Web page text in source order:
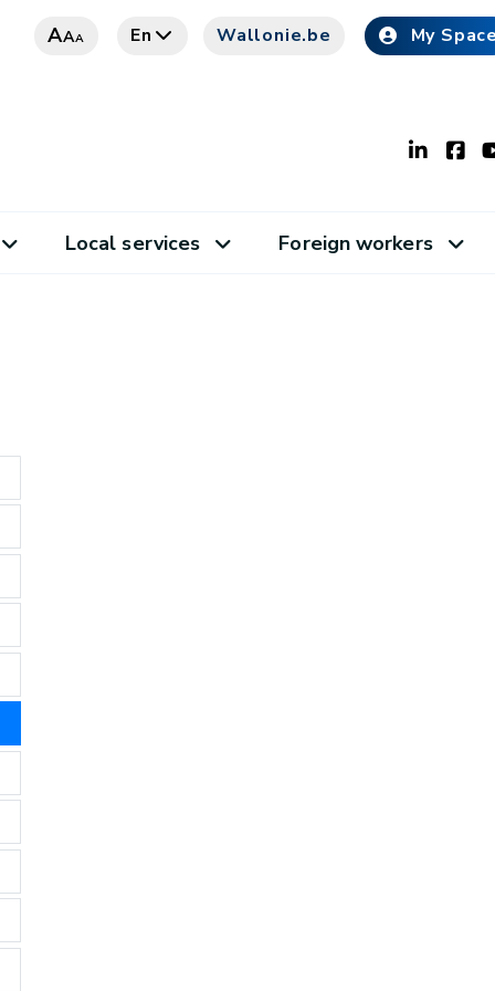
AAA En Wallonie.be My
Local services Foreign workers